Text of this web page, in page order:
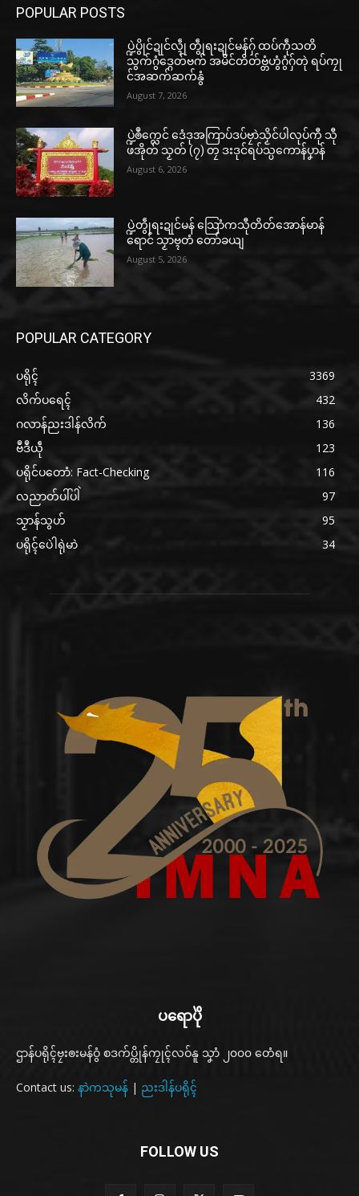
POPULAR POSTS
ပ္ဍဲပွိုင်ဍုင်လ္ၚဵု တွဵုရးဍုင်မန်ဂှ် ထပ်ကဵုသတိ
သွက်ဂွံဒ္ဂေတ်ဗက် အမိင်တိတ်ဗ္တံဟွံဂွံဂှ်တုဲ ရပ်ကၠု
င်အဆက်ဆက်နွံ
August 7, 2026
ပ္ဍဲၜဳက္လေင် ဒေံဒုအကြာပ်ဒပ်ဗၠာဲသၟိင်ပါလုပ်ကီု သီု
ဖအိုတ် သၟတ် (၇) တၠ ဒးဒုင်ရပ်သ္ပကောန်ပၞာန်
August 6, 2026
ပ္ဍဲတွဵုရးဍုင်မန် သြောံကသီုတိတ်အောန်မာန်
ရောင် သၟာဗ္ၚတံ တော်ခယျ
August 5, 2026
POPULAR CATEGORY
ပရိုၚ်
3369
လိက်ပရေၚ်
432
ဂလာန်ညးဒါန်လိက်
136
ဗဳဒဳယဵု
123
ပရိုင်ပတောံ: Fact-Checking
116
လညာတ်ပါ်ပါဲ
97
သၟာန်သွဟ်
95
ပရိုၚ်ပေဲါရုဲမာဲ
34
ပရောပိုဲ
ဌာန်ပရိုၚ်ဗၠးၜးမန်ဝွံ စဒက်ပ္တိုန်ကၠုၚ်လဝ်နူ သၞာံ ၂၀၀၀ တေံရ။
Contact us: နာဲကသုမန် | ညးဒါန်ပရိုၚ်
FOLLOW US